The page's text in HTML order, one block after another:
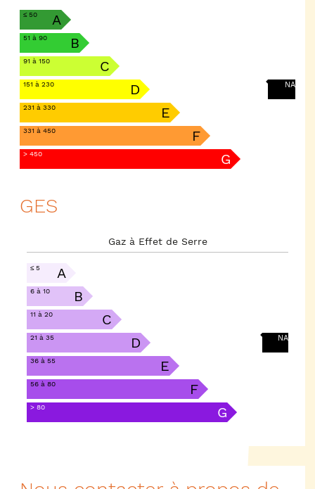
≤ 50 A
51 à 90 B
91 à 150 C
NA
151 à 230 D
231 à 330 E
331 à 450 F
> 450 G
GES
Gaz à Effet de Serre
≤ 5 A
6 à 10 B
11 à 20 C
NA
21 à 35 D
36 à 55 E
56 à 80 F
> 80 G